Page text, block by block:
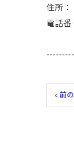
住所：
電話
< 前